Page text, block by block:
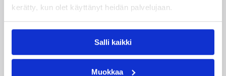
kerätty, kun olet käyttänyt heidän palvelujaan.
Salli kaikki
Muokkaa